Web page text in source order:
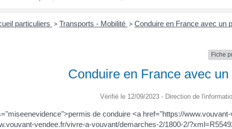
particuliers > Transports - Mobilité > Conduire en France avec un
Fiche
Conduire en France avec
Vérifié le 12/09/2023 - Direction de
de conduire <a href="https://
vendee.fr/vivre-a-vouvant/demarches-2/1800-2/